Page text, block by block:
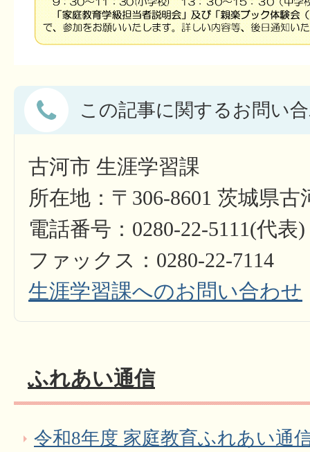
この記事に関するお問い
古河市 生涯学習課
所在地：〒306-8601 茨城県
電話番号：0280-22-5111(代表)
ファックス：0280-22-7114
生涯学習課へのお問い合わせ
ふれあい通信
令和8年度 家庭教育ふれあい通